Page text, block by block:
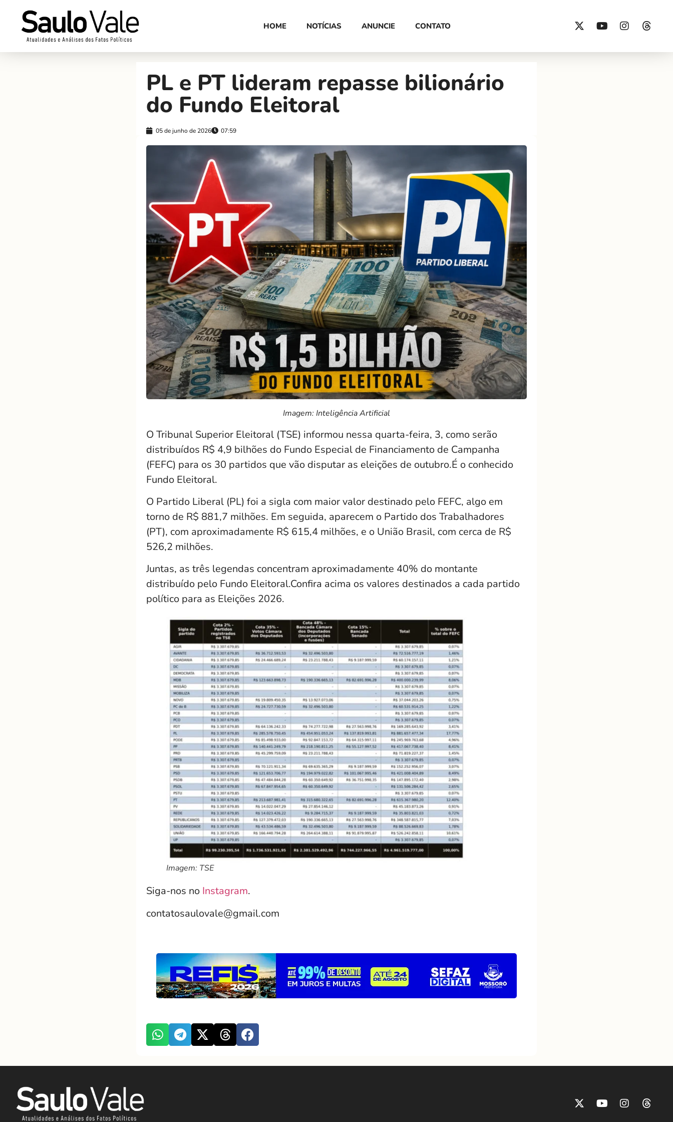
HOME NOTÍCIAS ANUNCIE CONTATO
PL e PT lideram repasse bilionário
do Fundo Eleitoral
05 de junho de 2026 07:59
Imagem: Inteligência Artificial
O Tribunal Superior Eleitoral (TSE) informou nessa quarta-feira, 3, como serão
distribuídos R$ 4,9 bilhões do Fundo Especial de Financiamento de Campanha
(FEFC) para os 30 partidos que vão disputar as eleições de outubro.É o conhecido
Fundo Eleitoral.
O Partido Liberal (PL) foi a sigla com maior valor destinado pelo FEFC, algo em
torno de R$ 881,7 milhões. Em seguida, aparecem o Partido dos Trabalhadores
(PT), com aproximadamente R$ 615,4 milhões, e o União Brasil, com cerca de R$
526,2 milhões.
Juntas, as três legendas concentram aproximadamente 40% do montante
distribuído pelo Fundo Eleitoral.Confira acima os valores destinados a cada partido
político para as Eleições 2026.
Imagem: TSE
Siga-nos no Instagram.
contatosaulovale@gmail.com